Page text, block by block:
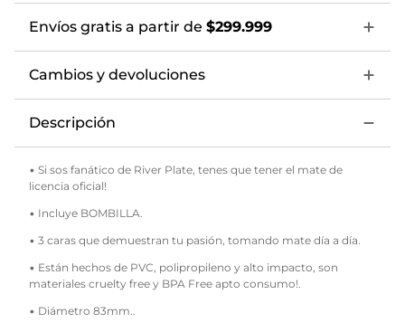
Envíos gratis a partir de $299.999
Cambios y devoluciones
Descripción
• Si sos fanático de River Plate, tenes que tener el mate de
licencia oficial!
• Incluye BOMBILLA.
• 3 caras que demuestran tu pasión, tomando mate día a día.
• Están hechos de PVC, polipropileno y alto impacto, son
materiales cruelty free y BPA Free apto consumo!.
• Diámetro 83mm..